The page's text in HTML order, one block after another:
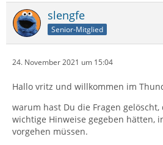
slengfe
Senior-Mitglied
24. November 2021 um 15:04
Hallo vritz und willkommen im
warum hast Du die Fragen
wichtige Hinweise gegeben hätten,
vorgehen müssen.